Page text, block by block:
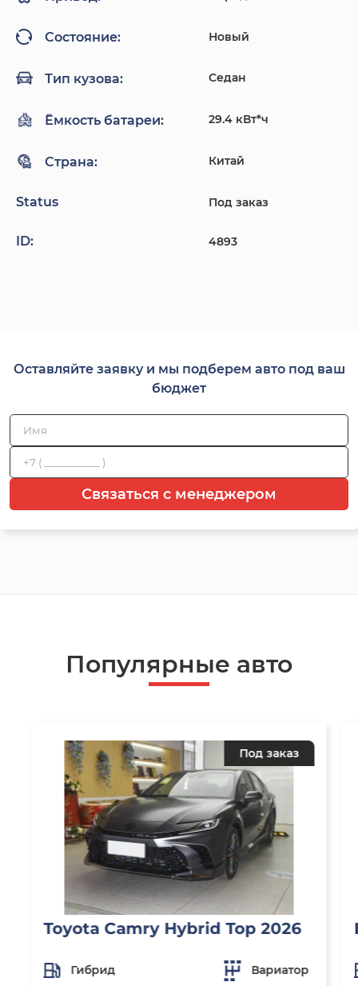
Состояние: Новый
Тип кузова: Седан
Ёмкость батареи: 29.4 кВт*ч
Страна: Китай
Status Под заказ
ID: 4893
Оставляйте заявку и мы подберем авто под ваш
бюджет
Связаться с менеджером
Популярные авто
Под заказ
Toyota Camry Hybrid Top 2026
Гибрид Вариатор